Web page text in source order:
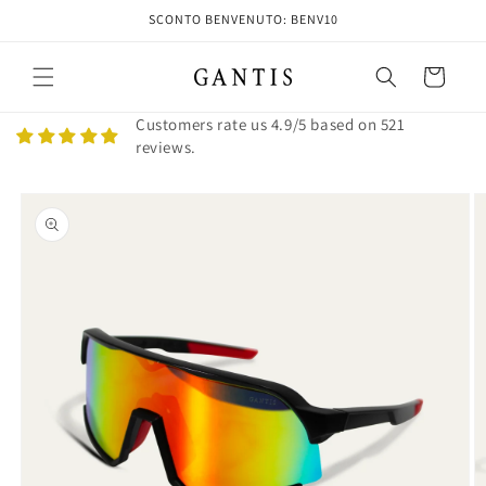
SCONTO BENVENUTO: BENV10
Carrello
Customers rate us 4.9/5 based on 521
reviews.
informazioni
sul prodotto